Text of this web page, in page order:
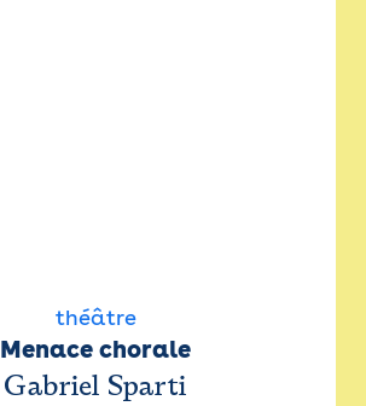
théâtre
Menace chorale
Gabriel Sparti